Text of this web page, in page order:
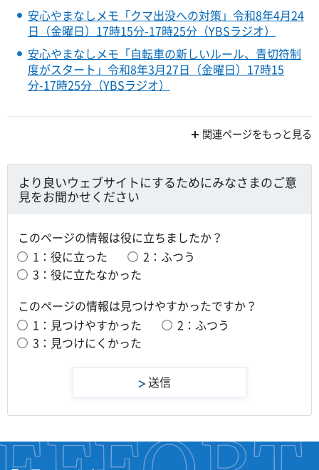
安心やまなしメモ「クマ出没への対策」令和8年4月24
日（金曜日）17時15分-17時25分（YBSラジオ）
安心やまなしメモ「自転車の新しいルール、青切符制
度がスタート」令和8年3月27日（金曜日）17時15
分-17時25分（YBSラジオ）
関連ページをもっと見る
より良いウェブサイトにするためにみなさまのご意
見をお聞かせください
このページの情報は役に立ちましたか？
1：役に立った
2：ふつう
3：役に立たなかった
このページの情報は見つけやすかったですか？
1：見つけやすかった
2：ふつう
3：見つけにくかった